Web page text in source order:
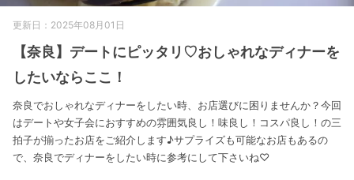
更新日：2025年08月01日
【奈良】デートにピッタリ♡おしゃれなディナーを
したいならここ！
奈良でおしゃれなディナーをしたい時、お店選びに困りませんか？今回
はデートや女子会におすすめの雰囲気良し！味良し！コスパ良し！の三
拍子が揃ったお店をご紹介します♪サプライズも可能なお店もあるの
で、奈良でディナーをしたい時に参考にして下さいね♡